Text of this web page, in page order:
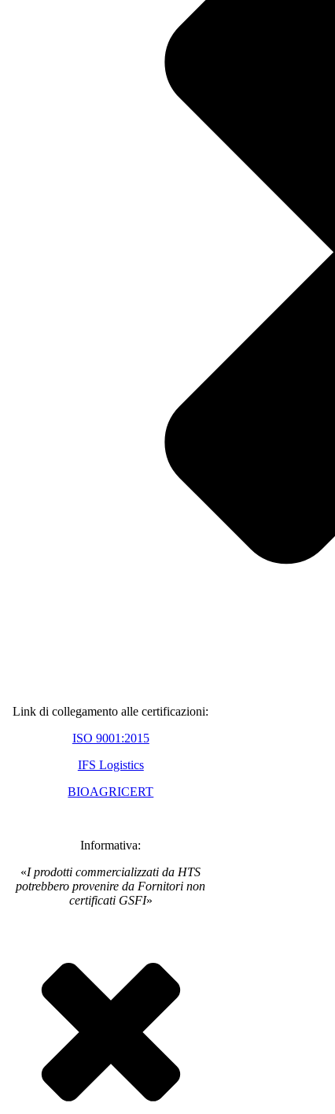
Link di collegamento alle certificazioni:
ISO 9001:2015
IFS Logistics
BIOAGRICERT
Informativa:
«I prodotti commercializzati da HTS
potrebbero provenire da Fornitori non
certificati GSFI»